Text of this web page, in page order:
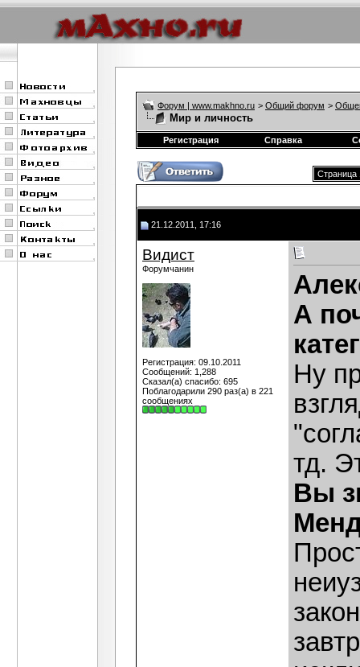
Форум | www.makhno.ru > Общий форум >
Мир и личность
Регистрация Справка
Страница
21.12.2011, 17:16
Видист
Форумчанин
Регистрация: 09.10.2011
Сообщений: 1,288
Сказал(а) спасибо: 695
Поблагодарили 290 раз(а) в 221
сообщениях
А
Ну
тд.
Вы